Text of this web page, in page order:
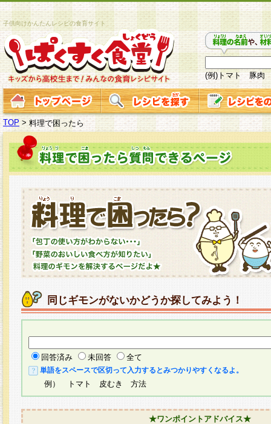
子供向けかんたんレシピの食育サイト
(例)トマト 豚肉
TOP >料理で困ったら
同じギモンがないかどうか探してみよう！
回答済み 未回答 全て
単語をスペースで区切って入力するとみつかりやすくなるよ。
例） トマト 皮むき 方法
★ワンポイントアドバイス★